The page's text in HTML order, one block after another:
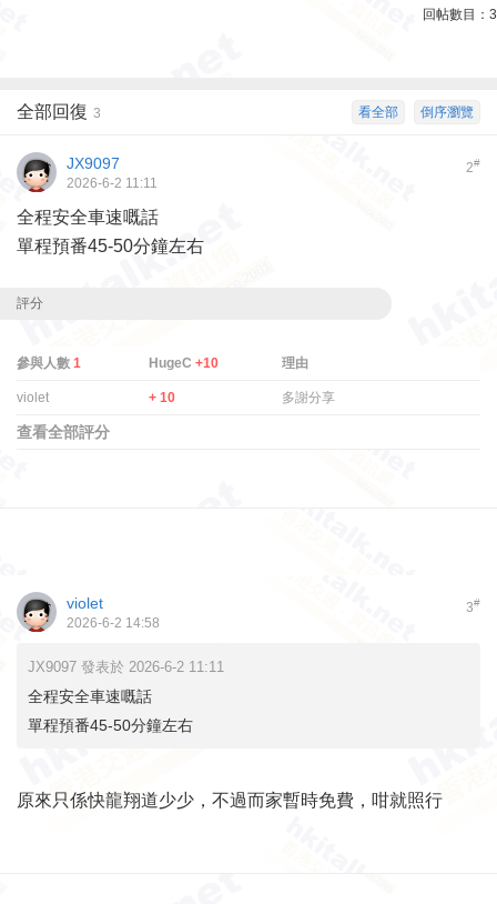
回帖數目： 3
倒序瀏覽
看全部
全部回復 3
2#
JX9097
2026-6-2 11:11
全程安全車速嘅話
單程預番45-50分鐘左右
評分
參與人數 1 HugeC+10 理由
violet + 10 多謝分享
查看全部評分
3#
violet
2026-6-2 14:58
JX9097 發表於 2026-6-2 11:11
全程安全車速嘅話
單程預番45-50分鐘左右
原來只係快龍翔道少少，不過而家暫時免費，咁就照行